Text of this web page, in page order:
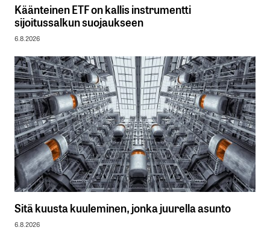
Käänteinen ETF on kallis instrumentti
sijoitussalkun suojaukseen
6.8.2026
Sitä kuusta kuuleminen, jonka juurella asunto
6.8.2026